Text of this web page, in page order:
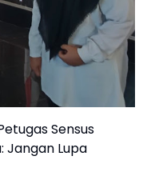
Sensus
Jangan Lupa